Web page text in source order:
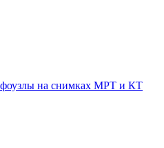
на снимках МРТ и КТ